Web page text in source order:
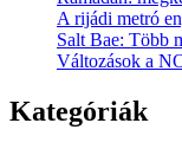
A rijádi metró
Salt Bae: Több
Változások a
Kategóriák